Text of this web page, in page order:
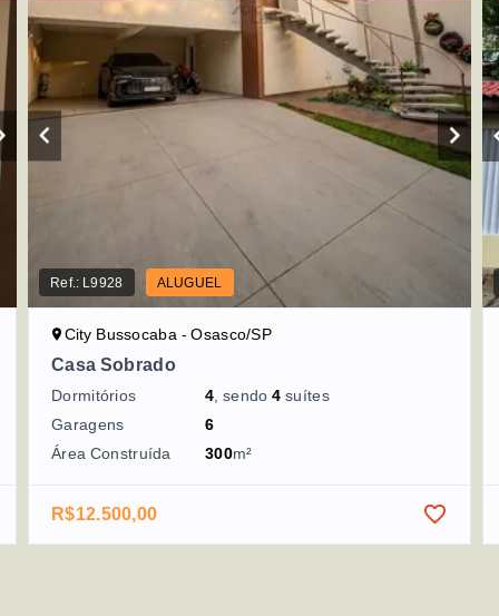
Ref.: L9928 ALUGUEL
City Bussocaba - Osasco/SP
Casa Sobrado
Dormitórios 4 , sendo4 suítes
Garagens
6
Área Construída
300m²
R$12.500,00